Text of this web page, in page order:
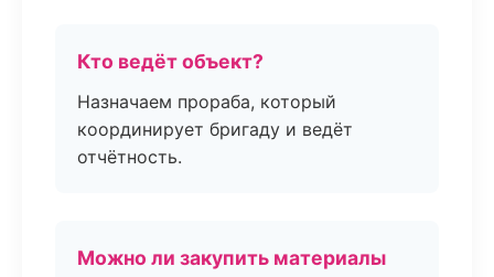
Кто ведёт объект?
Назначаем прораба, который
координирует бригаду и ведёт
отчётность.
Можно ли закупить материалы